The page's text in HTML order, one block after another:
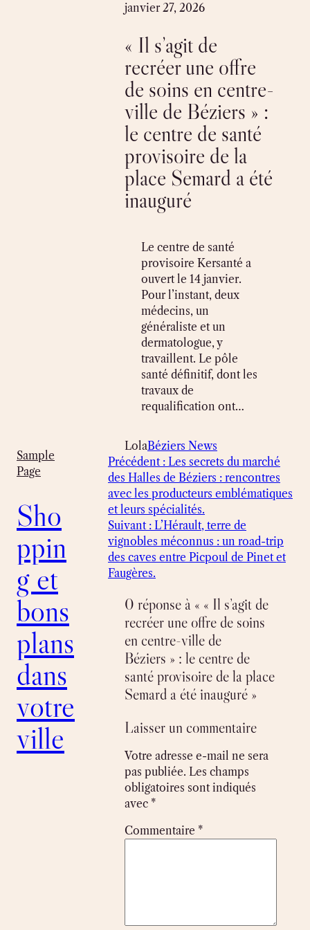
Sample
Page
Sho
ppin
g et
bons
plans
dans
votre
ville
janvier 27, 2026
« Il s’agit de
recréer une offre
de soins en centre-
ville de Béziers » :
le centre de santé
provisoire de la
place Semard a été
inauguré
Le centre de santé
provisoire Kersanté a
ouvert le 14 janvier.
Pour l’instant, deux
médecins, un
généraliste et un
dermatologue, y
travaillent. Le pôle
santé définitif, dont les
travaux de
requalification ont…
LolaBéziers News
Précédent : Les secrets du marché
des Halles de Béziers : rencontres
avec les producteurs emblématiques
et leurs spécialités.
Suivant : L’Hérault, terre de
vignobles méconnus : un road-trip
des caves entre Picpoul de Pinet et
Faugères.
0 réponse à « « Il s’agit de
recréer une offre de soins
en centre-ville de
Béziers » : le centre de
santé provisoire de la place
Semard a été inauguré »
Laisser un commentaire
Votre adresse e-mail ne sera
pas publiée. Les champs
obligatoires sont indiqués
avec *
Commentaire *